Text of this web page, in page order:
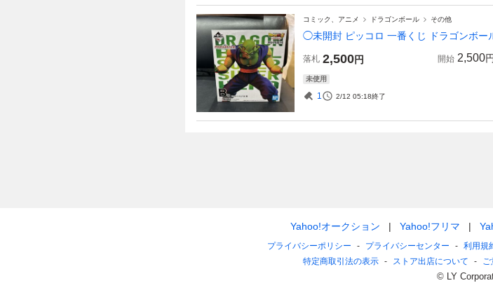
コミック、アニメ ドラゴンボール その他
◯未開封 ピッコロ 一番くじ ドラゴンボー
落札 2,500円 開始 2,500円
未使用
1 2/12 05:18終了
Yahoo!オークション Yahoo!フリマ
プライバシーポリシー プライバシーセンター 利用規
特定商取引法の表示
ストア出店について ご
© LY